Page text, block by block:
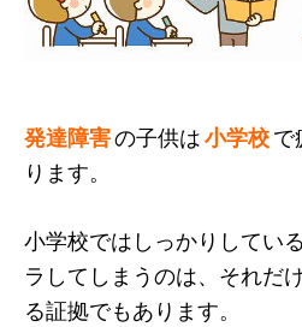
発達障害の子供は小学校で
ります。
小学校ではしっかりしてい
ラしてしまうのは、それだ
る証拠でもあります。